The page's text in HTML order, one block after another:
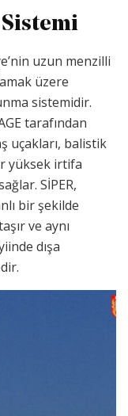
Sistemi
uzun menzilli
üzere
sistemidir.
tarafından
uçakları, balistik
yüksek irtifa
SİPER,
bir şekilde
ve aynı
dışa